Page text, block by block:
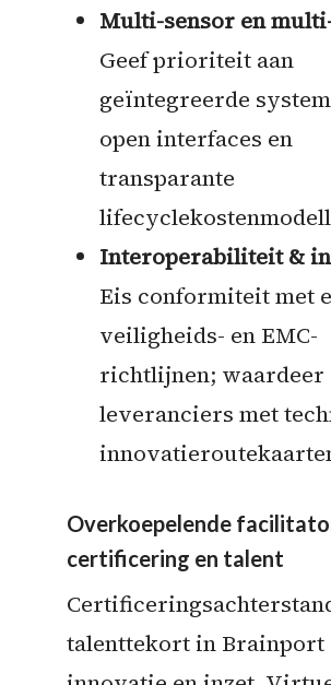
Multi-sensor en
Geef prioriteit aan
geïntegreerde
open interfaces en
transparante
Interoperabiliteit &
Eis conformiteit met
veiligheids- en EMC-
richtlijnen; waardeer
leveranciers met
Overkoepelende
certificering en talent
talenttekort in Brainport